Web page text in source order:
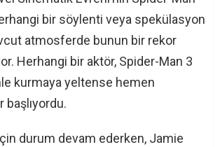
bir söylenti veya spekülasyon
atmosferde bunun bir rekor
Herhangi bir aktör, Spider-Man 3
kurmaya yeltense hemen
başlıyordu.
durum devam ederken, Jamie